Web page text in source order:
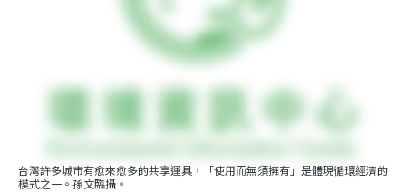
台灣許多城市有愈來愈多的共享運具，「使用而無須擁有」是體現循環經濟的
模式之一。孫文臨攝。